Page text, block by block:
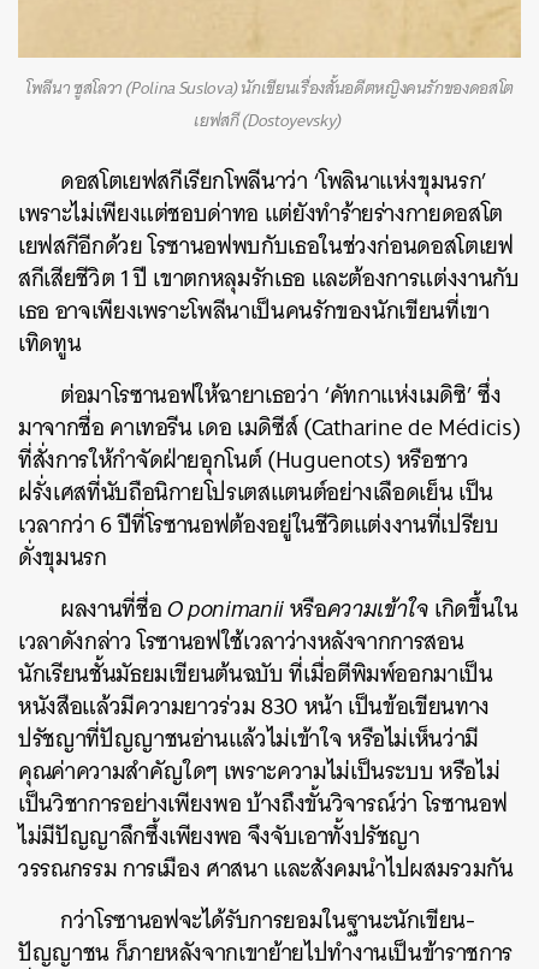
โพลีนา ซูสโลวา (Polina Suslova) นักเขียนเรื่องสั้นอดีตหญิงคนรักของดอสโต
เยฟสกี (Dostoyevsky)
ดอสโตเยฟสกีเรียกโพลีนาว่า ‘โพลินาแห่งขุมนรก’
เพราะไม่เพียงแต่ชอบด่าทอ แต่ยังทำร้ายร่างกายดอสโต
เยฟสกีอีกด้วย โรซานอฟพบกับเธอในช่วงก่อนดอสโตเยฟ
สกีเสียชีวิต 1 ปี เขาตกหลุมรักเธอ และต้องการแต่งงานกับ
เธอ อาจเพียงเพราะโพลีนาเป็นคนรักของนักเขียนที่เขา
เทิดทูน
ต่อมาโรซานอฟให้ฉายาเธอว่า ‘คัทกาแห่งเมดิซิ’ ซึ่ง
มาจากชื่อ คาเทอรีน เดอ เมดิซีส์ (Catharine de Médicis)
ที่สั่งการให้กำจัดฝ่ายอุกโนต์ (Huguenots) หรือชาว
ฝรั่งเศสที่นับถือนิกายโปรเตสแตนต์อย่างเลือดเย็น เป็น
เวลากว่า 6 ปีที่โรซานอฟต้องอยู่ในชีวิตแต่งงานที่เปรียบ
ดั่งขุมนรก
ผลงานที่ชื่อO ponimaniiหรือความเข้าใจเกิดขึ้นใน
เวลาดังกล่าว โรซานอฟใช้เวลาว่างหลังจากการสอน
นักเรียนชั้นมัธยมเขียนต้นฉบับ ที่เมื่อตีพิมพ์ออกมาเป็น
หนังสือแล้วมีความยาวร่วม 830 หน้า เป็นข้อเขียนทาง
ปรัชญาที่ปัญญาชนอ่านแล้วไม่เข้าใจ หรือไม่เห็นว่ามี
คุณค่าความสำคัญใดๆ เพราะความไม่เป็นระบบ หรือไม่
เป็นวิชาการอย่างเพียงพอ บ้างถึงขั้นวิจารณ์ว่า โรซานอฟ
ไม่มีปัญญาลึกซึ้งเพียงพอ จึงจับเอาทั้งปรัชญา
วรรณกรรม การเมือง ศาสนา และสังคมนำไปผสมรวมกัน
กว่าโรซานอฟจะได้รับการยอมในฐานะนักเขียน-
ปัญญาชน ก็ภายหลังจากเขาย้ายไปทำงานเป็นข้าราชการ